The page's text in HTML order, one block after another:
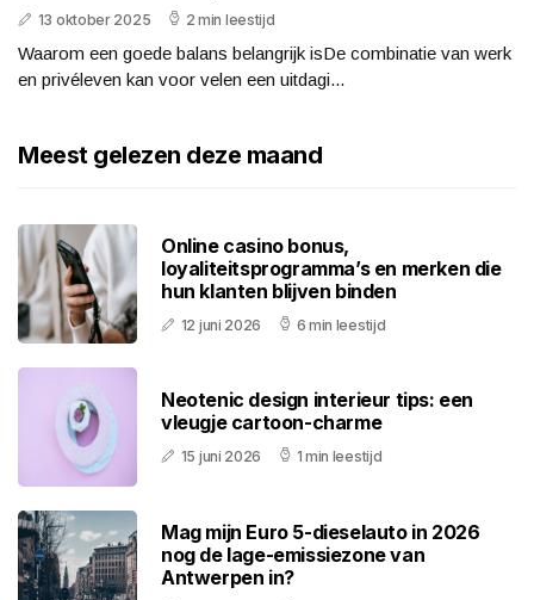
13 oktober 2025 2 min leestijd
Waarom een goede balans belangrijk isDe combinatie van werk
en privéleven kan voor velen een uitdagi...
Meest gelezen deze maand
Online casino bonus,
loyaliteitsprogramma’s en merken die
hun klanten blijven binden
12 juni 2026 6 min leestijd
Neotenic design interieur tips: een
vleugje cartoon-charme
15 juni 2026 1 min leestijd
Mag mijn Euro 5-dieselauto in 2026
nog de lage-emissiezone van
Antwerpen in?